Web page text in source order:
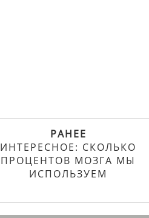
РАНЕЕ
ИНТЕРЕСНОЕ: СКОЛЬКО
ПРОЦЕНТОВ МОЗГА МЫ
ИСПОЛЬЗУЕМ